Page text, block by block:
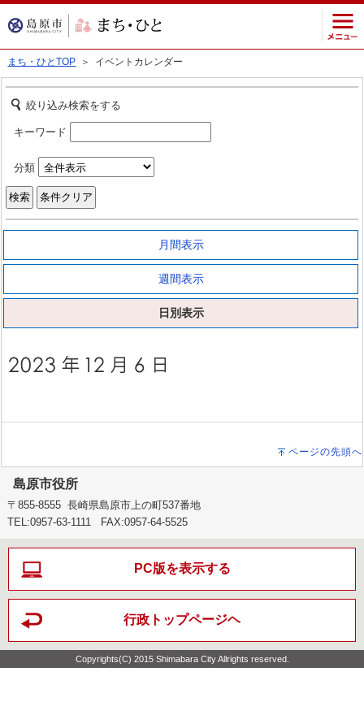
まち・ひとTOP ＞ イベントカレンダー
絞り込み検索をする
キーワード
分類
月間表示
週間表示
日別表示
ページの先頭へ
島原市役所
〒855-8555 長崎県島原市上の町537番地
TEL:0957-63-1111 FAX:0957-64-5525
PC版を表示する
行政トップページヘ
Copyrights(C) 2015 Shimabara City Allrights reserved.